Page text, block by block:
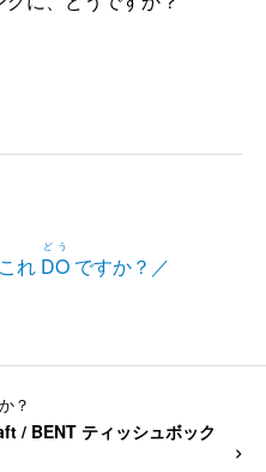
れ DO
どう
ですか？／
？
/ BENT ティッシュボック